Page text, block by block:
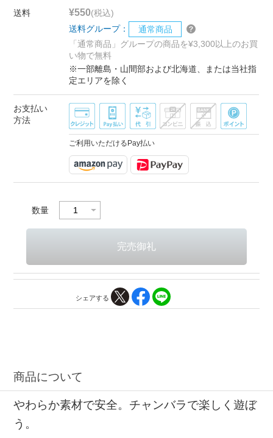
送料 ¥550(税込)
送料グループ：
通常商品
「通常商品」グループの商品を¥3,300以上のお買
い物で無料
※一部離島・山間部および北海道、または当社指
定エリアを除く
お支払い
方法
ご利用いただけるPay払い
数量
シェアする
商品について
やわらか素材で安全。チャンバラで楽しく遊ぼ
う。